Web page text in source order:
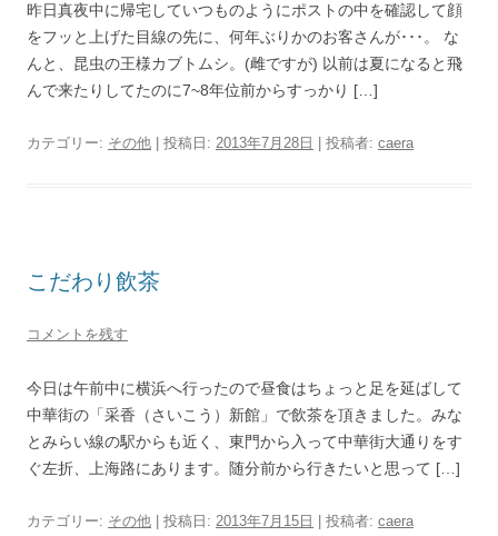
昨日真夜中に帰宅していつものようにポストの中を確認して顔
をフッと上げた目線の先に、何年ぶりかのお客さんが･･･。 な
んと、昆虫の王様カブトムシ。(雌ですが) 以前は夏になると飛
んで来たりしてたのに7~8年位前からすっかり […]
カテゴリー: その他 | 投稿日: 2013年7月28日 投稿者: caera
こだわり飲茶
コメントを残す
今日は午前中に横浜へ行ったので昼食はちょっと足を延ばして
中華街の「采香（さいこう）新館」で飲茶を頂きました。みな
とみらい線の駅からも近く、東門から入って中華街大通りをす
ぐ左折、上海路にあります。随分前から行きたいと思って […]
カテゴリー: その他 | 投稿日: 2013年7月15日 投稿者: caera